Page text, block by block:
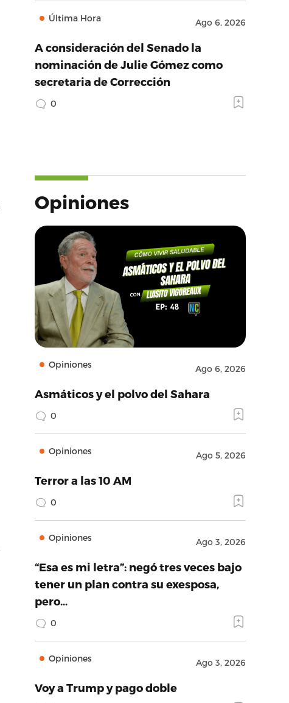
Última Hora Ago 6, 2026
A consideración del Senado la
nominación de Julie Gómez como
secretaria de Corrección
0
Opiniones
Opiniones Ago 6, 2026
Asmáticos y el polvo del Sahara
0
Opiniones Ago 5, 2026
Terror a las 10 AM
0
Opiniones Ago 3, 2026
“Esa es mi letra”: negó tres veces bajo
tener un plan contra su exesposa,
pero…
0
Opiniones Ago 3, 2026
Voy a Trump y pago doble